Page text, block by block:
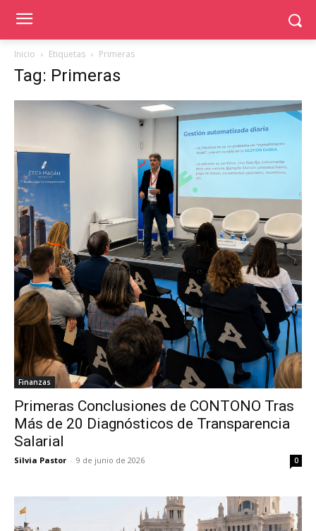
Inicio Etiquetas Primeras
Tag: Primeras
Finanzas
Primeras Conclusiones de CONTONO Tras
Más de 20 Diagnósticos de Transparencia
Salarial
Silvia Pastor - 9 de junio de 2026 0